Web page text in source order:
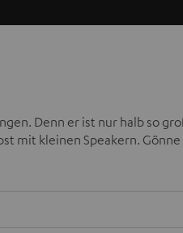
Denn er ist nur halb so
mit kleinen Speakern.